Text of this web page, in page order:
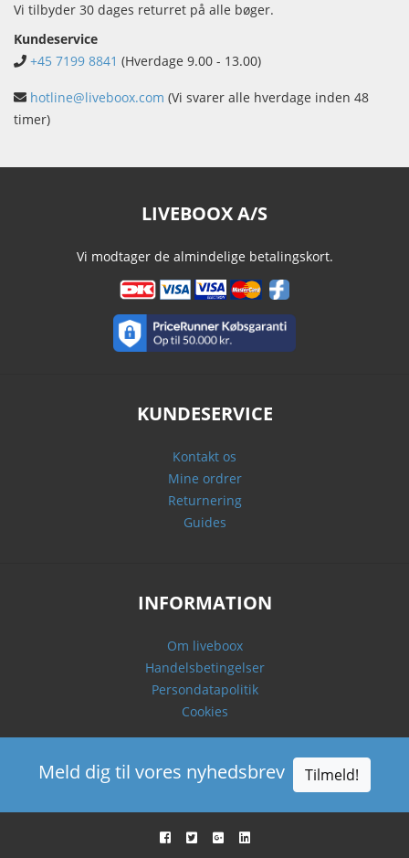
Vi tilbyder 30 dages returret på alle bøger.
Kundeservice
+45 7199 8841 (Hverdage 9.00 - 13.00)
hotline@liveboox.com (Vi svarer alle hverdage inden 48
timer)
LIVEBOOX A/S
Vi modtager de almindelige betalingskort.
KUNDESERVICE
Kontakt os
Mine ordrer
Returnering
Guides
INFORMATION
Om liveboox
Handelsbetingelser
Persondatapolitik
Cookies
Meld dig til vores nyhedsbrev Tilmeld!